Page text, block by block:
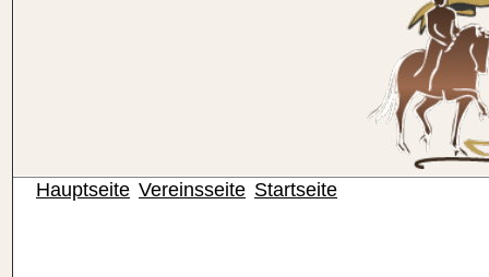
Hauptseite Vereinsseite Startseite